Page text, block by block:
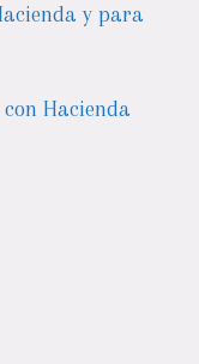
y para
Hacienda